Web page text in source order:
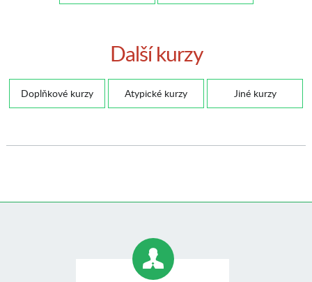
Další kurzy
Doplňkové kurzy Atypické kurzy Jiné kurzy